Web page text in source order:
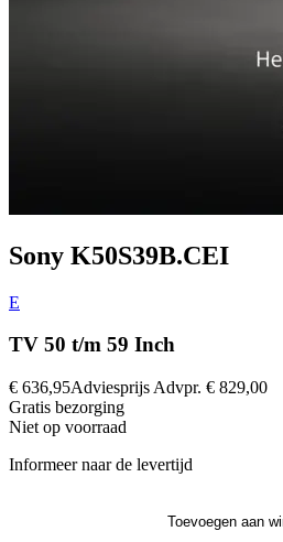
Sony K50S39B.CEI
E
TV 50 t/m 59 Inch
€ 636,95Adviesprijs Advpr. € 829,00
Gratis bezorging
Niet op voorraad
Informeer naar de levertijd
Toevoegen aan